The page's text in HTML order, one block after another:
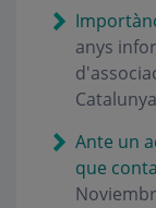
anys
Ante un
que